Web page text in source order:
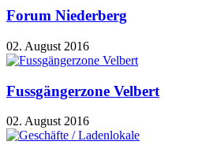
Forum Niederberg
02. August 2016
Fussgängerzone Velbert
02. August 2016